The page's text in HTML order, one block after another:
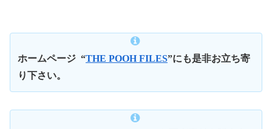
ホームページ “THE POOH FILES”にも是非お立ち寄
り下さい。